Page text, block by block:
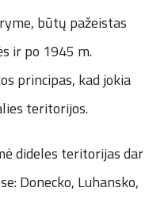
būtų pažeistas
ir po 1945 m.
principas, kad jokia
teritorijos.
dideles teritorijas dar
Donecko, Luhansko,